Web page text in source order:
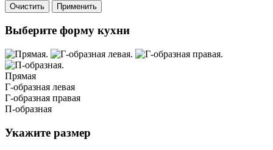
Очистить Применить
Выберите форму кухни
Прямая
Г-образная левая
Г-образная правая
П-образная
Укажите размер